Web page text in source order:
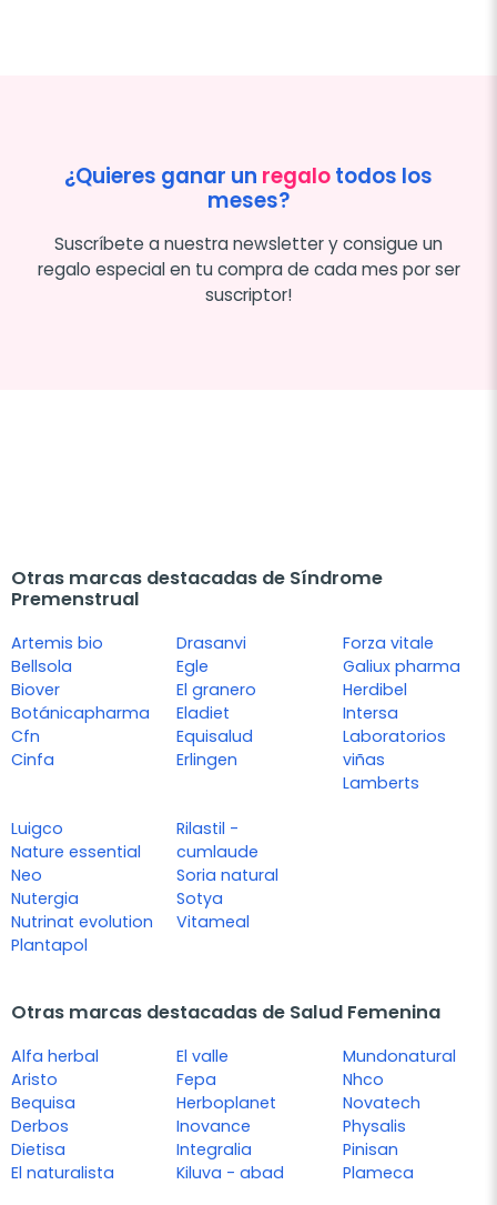
¿Quieres ganar un regalotodos los
meses?
Suscríbete a nuestra newsletter y consigue un
regalo especial en tu compra de cada mes por ser
suscriptor!
Otras marcas destacadas de Síndrome
Premenstrual
Artemis bio
Bellsola
Biover
Botánicapharma
Cfn
Cinfa
Drasanvi
Egle
El granero
Eladiet
Equisalud
Erlingen
Forza vitale
Galiux pharma
Herdibel
Intersa
Laboratorios
viñas
Lamberts
Luigco
Nature essential
Neo
Nutergia
Nutrinat evolution
Plantapol
Rilastil -
cumlaude
Soria natural
Sotya
Vitameal
Otras marcas destacadas de Salud Femenina
Alfa herbal
Aristo
Bequisa
Derbos
Dietisa
El naturalista
El valle
Fepa
Herboplanet
Inovance
Integralia
Kiluva - abad
Mundonatural
Nhco
Novatech
Physalis
Pinisan
Plameca